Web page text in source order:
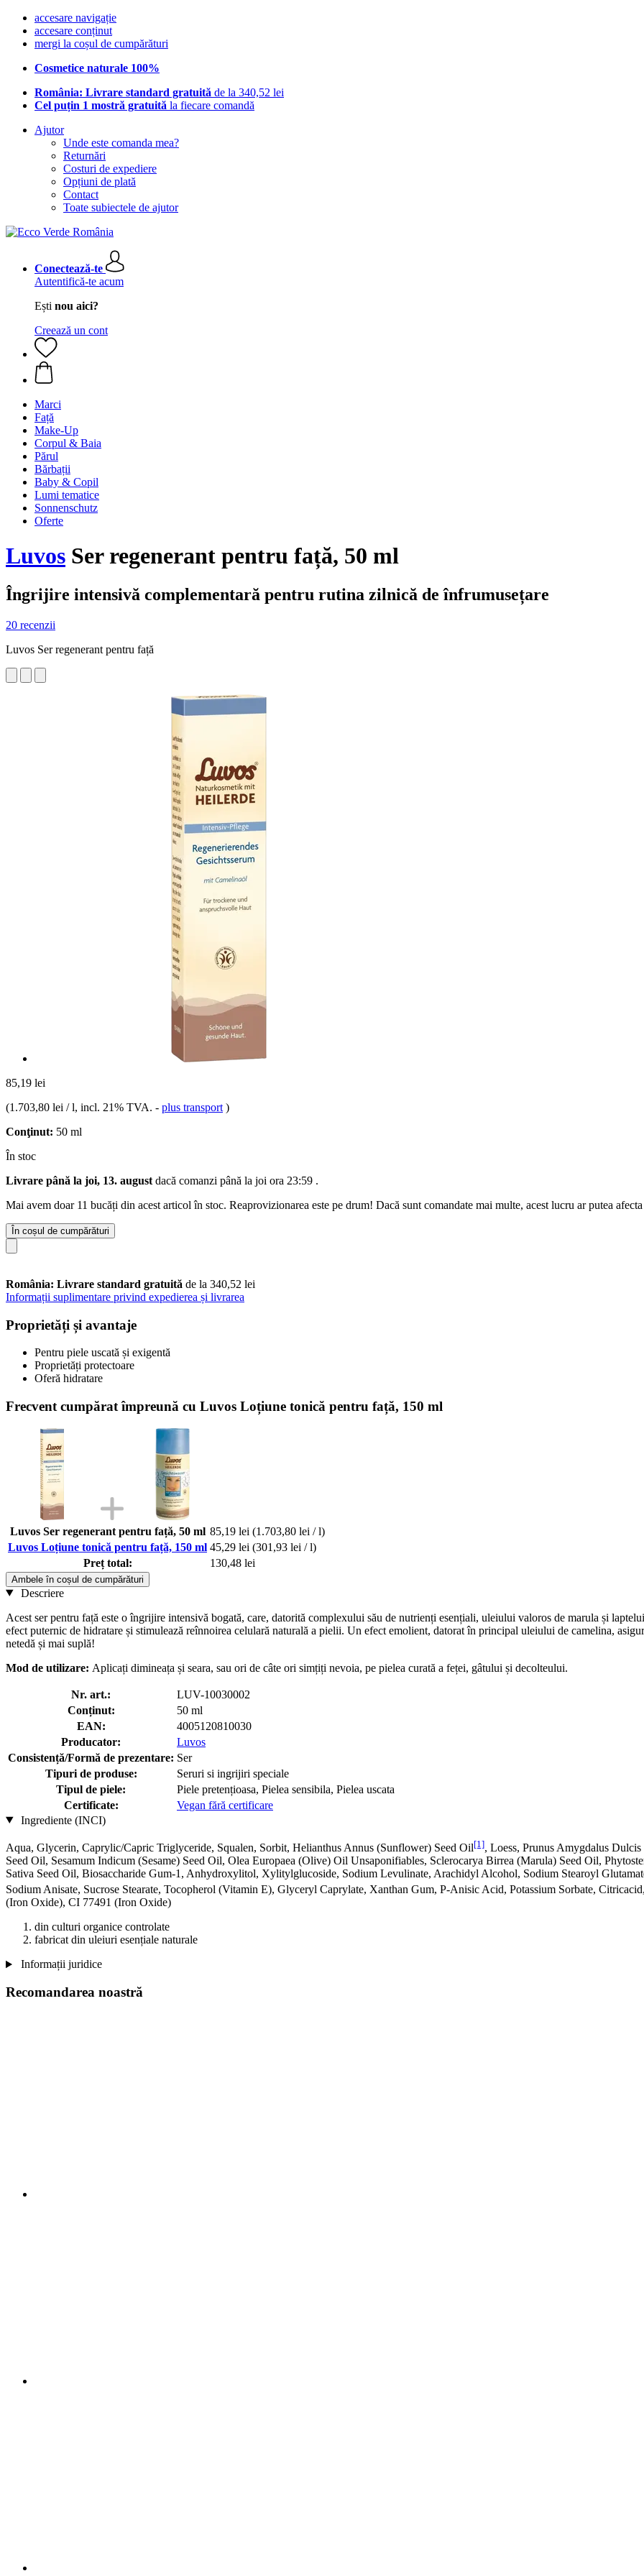
accesare navigație
accesare conținut
mergi la coșul de cumpărături
Cosmetice naturale 100%
România: Livrare standard gratuită de la 340,52 lei
Cel puțin 1 mostră gratuită la fiecare comandă
Ajutor
Unde este comanda mea?
Returnări
Costuri de expediere
Opțiuni de plată
Contact
Toate subiectele de ajutor
Conectează-te
Autentifică-te acum
Ești nou aici?
Creează un cont
Marci
Față
Make-Up
Corpul & Baia
Părul
Bărbații
Baby & Copil
Lumi tematice
Sonnenschutz
Oferte
Luvos Ser regenerant pentru față, 50 ml
Îngrijire intensivă complementară pentru rutina zilnică de înfrumusețare
20 recenzii
Luvos Ser regenerant pentru față
85,19 lei
(1.703,80 lei / l, incl. 21% TVA. - plus transport )
Conţinut: 50 ml
În stoc
Livrare până la joi, 13. august dacă comanzi până la joi ora 23:59 .
Mai avem doar 11 bucăți din acest articol în stoc. Reaprovizionarea este pe drum! Dacă sunt comandate mai multe, acest lucru ar putea
În coșul de cumpărături
România: Livrare standard gratuită de la 340,52 lei
Informații suplimentare privind expedierea și livrarea
Proprietăți și avantaje
Pentru piele uscată și exigentă
Proprietăți protectoare
Oferă hidratare
Frecvent cumpărat împreună cu Luvos Loțiune tonică pentru față, 150 ml
Luvos Ser regenerant pentru față, 50 ml 85,19 lei (1.703,80 lei / l)
Luvos Loțiune tonică pentru față, 150 ml 45,29 lei (301,93 lei / l)
Preț total:
130,48 lei
Ambele în coșul de cumpărături
Descriere
Acest ser pentru față este o îngrijire intensivă bogată, care, datorită complexului său de nutrienți esențiali, uleiului valoros de marula și
efect puternic de hidratare și stimulează reînnoirea celulară naturală a pielii. Un efect emolient, datorat în principal uleiului de camelina,
netedă și mai suplă!
Mod de utilizare: Aplicați dimineața și seara, sau ori de câte ori simțiți nevoia, pe pielea curată a feței, gâtului și decolteului.
Nr. art.:
LUV-10030002
Conținut:
50 ml
EAN:
4005120810030
Producator:
Luvos
Consistență/Formă de prezentare: Ser
Tipuri de produse:
Seruri si ingrijiri speciale
Tipul de piele:
Piele pretențioasa, Pielea sensibila, Pielea uscata
Certificate:
Vegan fără certificare
Ingrediente (INCI)
Aqua, Glycerin, Caprylic/Capric Triglyceride, Squalen, Sorbit, Helianthus Annus (Sunflower) Seed Oil[1], Loess, Prunus Amygdalus
Seed Oil, Sesamum Indicum (Sesame) Seed Oil, Olea Europaea (Olive) Oil Unsaponifiables, Sclerocarya Birrea (Marula) Seed Oil,
Sativa Seed Oil, Biosaccharide Gum-1, Anhydroxylitol, Xylitylglucoside, Sodium Levulinate, Arachidyl Alcohol, Sodium Stearoyl
Sodium Anisate, Sucrose Stearate, Tocopherol (Vitamin E), Glyceryl Caprylate, Xanthan Gum, P-Anisic Acid, Potassium Sorbate,
(Iron Oxide), CI 77491 (Iron Oxide)
din culturi organice controlate
fabricat din uleiuri esențiale naturale
Informații juridice
Recomandarea noastră